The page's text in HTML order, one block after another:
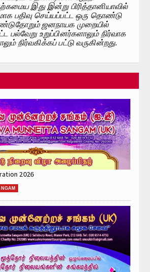
இது இன்று பிரித்தானியாவில்
பதிவு செய்யப்பட்ட ஒரு தொண்டு
ஜனநாயக முறையில்
பல்வேறு உறுப்பினர்களாலும் நிர்வாக
நிர்வகிக்கப் பட்டு வருகின்றது.
2026